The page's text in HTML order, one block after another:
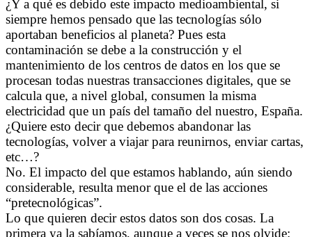
¿Y a qué es debido este impacto medioambiental, si
siempre hemos pensado que las tecnologías sólo
aportaban beneficios al planeta? Pues esta
contaminación se debe a la construcción y el
mantenimiento de los centros de datos en los que se
procesan todas nuestras transacciones digitales, que se
calcula que, a nivel global, consumen la misma
electricidad que un país del tamaño del nuestro, España.
¿Quiere esto decir que debemos abandonar las
tecnologías, volver a viajar para reunirnos, enviar cartas,
etc…?
No. El impacto del que estamos hablando, aún siendo
considerable, resulta menor que el de las acciones
“pretecnológicas”.
Lo que quieren decir estos datos son dos cosas. La
primera ya la sabíamos, aunque a veces se nos olvide: